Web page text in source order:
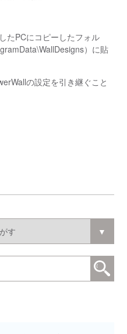
たPCにコピーしたフォル
）に貼
の設定を引き継ぐこと